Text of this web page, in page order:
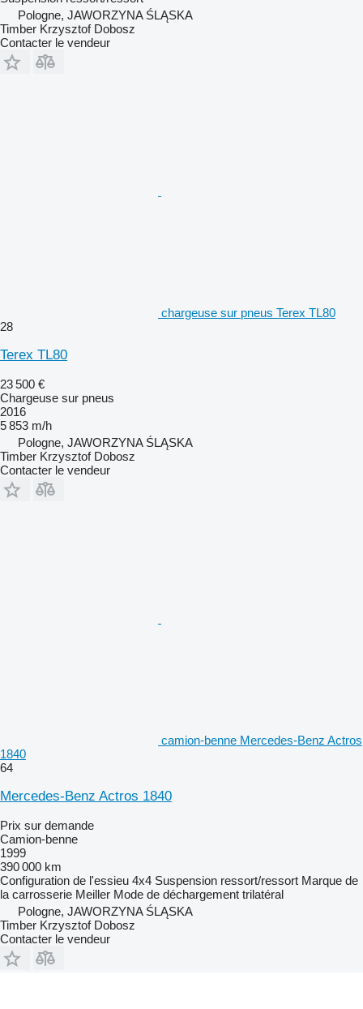
Pologne, JAWORZYNA ŚLĄSKA
Timber Krzysztof Dobosz
Contacter le vendeur
chargeuse sur pneus Terex TL80
28
Terex TL80
23 500 €
Chargeuse sur pneus
2016
5 853 m/h
Pologne, JAWORZYNA ŚLĄSKA
Timber Krzysztof Dobosz
Contacter le vendeur
camion-benne Mercedes-Benz Actros
1840
64
Mercedes-Benz Actros 1840
Prix sur demande
Camion-benne
1999
390 000 km
Configuration de l'essieu 4x4 Suspension ressort/ressort Marque de
la carrosserie Meiller Mode de déchargement trilatéral
Pologne, JAWORZYNA ŚLĄSKA
Timber Krzysztof Dobosz
Contacter le vendeur